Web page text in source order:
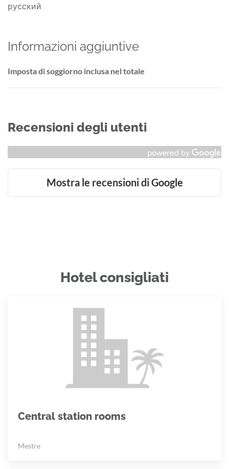
русский
Informazioni aggiuntive
Imposta di soggiorno inclusa nel totale
Recensioni degli utenti
Mostra le recensioni di Google
Hotel consigliati
Central station rooms
Mestre